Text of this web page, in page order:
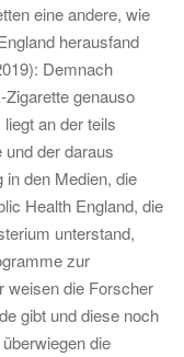
eine andere, wie
herausfand
Demnach
genauso
an der teils
der daraus
in den Medien, die
Health England, die
unterstand,
zur
weisen die Forscher
gibt und diese noch
die